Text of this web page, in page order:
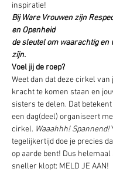
inspiratie!
Bij Ware Vrouwen zijn
en Openheid
de sleutel om waarachtig en
zijn.
Voel jij de roep?
Weet dan dat deze cirkel
kracht te komen staan en
sisters te delen. Dat
een dag(deel) organiseert
cirkel. Waaahhh! Spannend!
tegelijkertijd doe je precies
op aarde bent! Dus
sneller klopt: MELD JE AAN!